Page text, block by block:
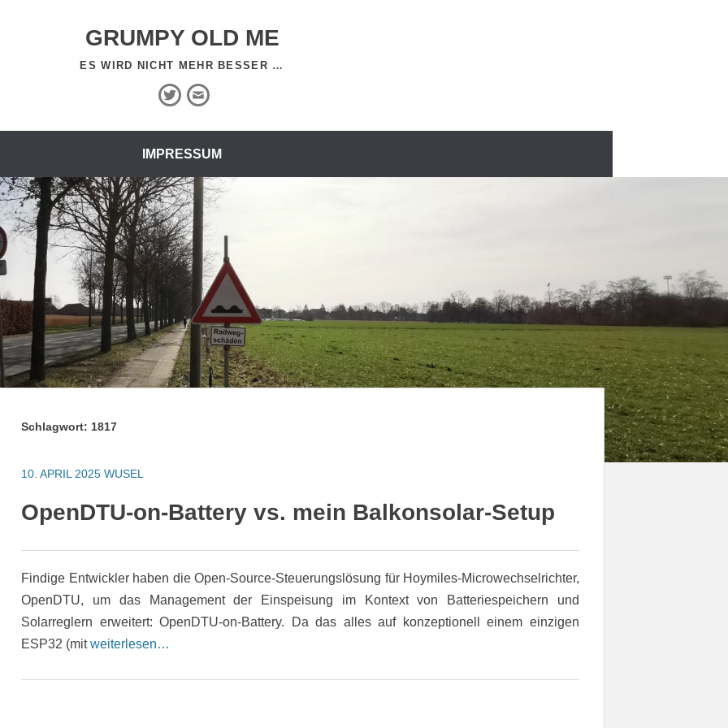
GRUMPY OLD ME
ES WIRD NICHT MEHR BESSER …
Twitter
E-
Mail
IMPRESSUM
Schlagwort: 1817
10. APRIL 2025 WUSEL
OpenDTU-on-Battery vs. mein Balkonsolar-Setup
Findige Entwickler haben die Open-Source-Steuerungslösung für Hoymiles-Microwechselrichter,
OpenDTU, um das Management der Einspeisung im Kontext von Batteriespeichern und
Solarreglern erweitert: OpenDTU-on-Battery. Da das alles auf konzeptionell einem einzigen
ESP32 (mitweiterlesen…